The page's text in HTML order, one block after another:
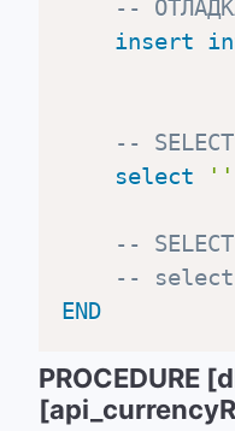
--
insert
--
select
''
--
-- select
END
PROCEDURE